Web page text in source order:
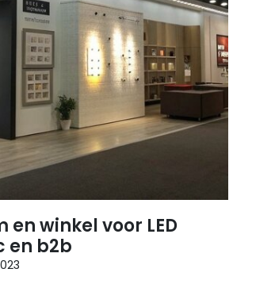
en winkel voor LED
en b2b